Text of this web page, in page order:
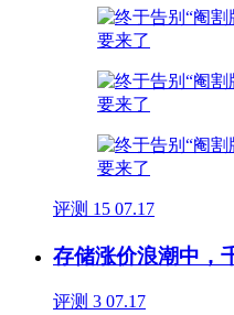
评测 15 07.17
存储涨价浪潮中，
评测 3 07.17